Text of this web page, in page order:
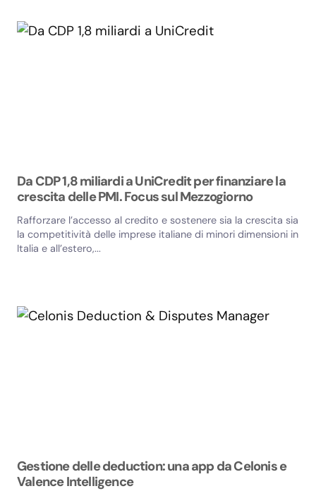
Da CDP 1,8 miliardi a UniCredit per finanziare la
crescita delle PMI. Focus sul Mezzogiorno
Rafforzare l’accesso al credito e sostenere sia la crescita sia
la competitività delle imprese italiane di minori dimensioni in
Italia e all’estero,...
Gestione delle deduction: una app da Celonis e
Valence Intelligence